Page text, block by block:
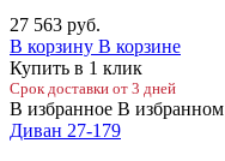
27 563 руб.
В корзину В корзине
Купить в 1 клик
Срок доставки от 3 дней
В избранное В избранном
Диван 27-179